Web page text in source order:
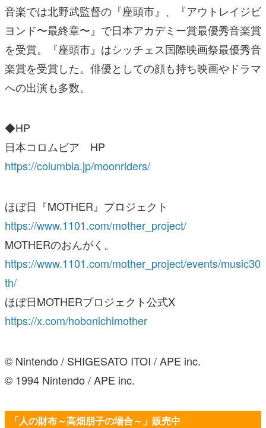
音楽では北野武監督の『座頭市』、『アウトレイジビ
ヨンド〜最終章〜』で日本アカデミー賞最優秀音楽賞
を受賞。『座頭市』はシッチェス国際映画祭最優秀音
楽賞を受賞した。俳優としての顔も持ち映画やドラマ
への出演も多数。
◆HP
日本コロムビア HP
https://columbia.jp/moonriders/
ほぼ日『MOTHER』プロジェクト
https://www.1101.com/mother_project/
MOTHERのおんがく。
https://www.1101.com/mother_project/events/music30
th/
ほぼ日MOTHERプロジェクト公式X
https://x.com/hobonichimother
© Nintendo / SHIGESATO ITOI / APE inc.
© 1994 Nintendo / APE inc.
「人の財布～高畑朋子の場合～」販売中